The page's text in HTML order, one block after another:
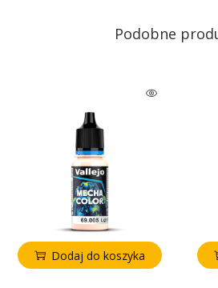
Podobne
Dodaj do koszyka